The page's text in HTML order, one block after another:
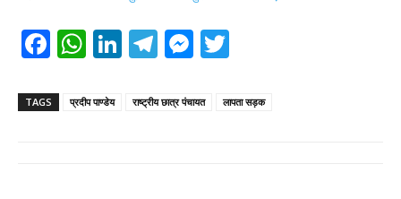
F
c
W
at
Li
k
T
e
M
ss
tt
TAGS प्रदीप पाण्डेय राष्ट्रीय छात्र पंचायत लापता सड़क